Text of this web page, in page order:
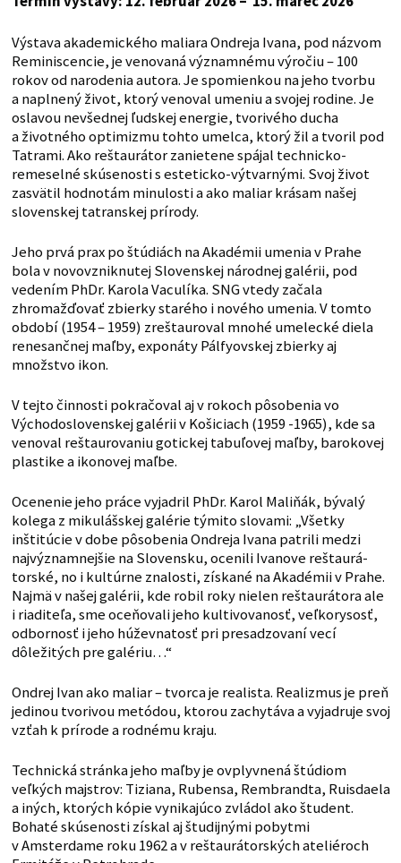
Výstava akademického maliara Ondreja Ivana, pod názvom
Reminiscencie, je veno­vaná významnému výročiu – 100
rokov od narodenia autora. Je spomienkou na jeho tvorbu
a naplnený život, ktorý venoval umeniu a svojej rodine. Je
oslavou nevšednej ľudskej energie, tvorivého ducha
a životného optimizmu tohto umelca, ktorý žil a tvoril pod
Tatrami. Ako reštaurátor zanietene spájal technicko-
remeselné skúsenosti s esteticko-výtvarnými. Svoj život
zasvätil hodnotám minulosti a ako maliar krásam našej
slovenskej tatranskej prírody.
Jeho prvá prax po štúdiách na Akadémii umenia v Prahe
bola v novovzniknutej Slovenskej národnej galérii, pod
vedením PhDr. Karola Vaculíka. SNG vtedy začala
zhromažďovať zbierky starého i nového umenia. V tomto
období (1954 – 1959) zreštauroval mnohé umelecké diela
renesančnej maľby, exponáty Pálfyovskej zbierky aj
množstvo ikon.
V tejto činnosti pokračoval aj v rokoch pôsobenia vo
Východoslovenskej galérii v Košiciach (1959 -1965), kde sa
venoval reštaurovaniu gotickej tabuľovej maľby, barokovej
plastike a ikonovej maľbe.
Ocenenie jeho práce vyjadril PhDr. Karol Maliňák, bývalý
kolega z miku­lášskej galérie týmito slovami: „Všetky
inštitúcie v dobe pôsobenia Ondreja Ivana patrili medzi
najvýznamnejšie na Slovensku, ocenili Ivanove reštaurá­
torské, no i kultúrne znalosti, získané na Akadémii v Prahe.
Najmä v našej galérii, kde robil roky nielen reštaurátora ale
i riaditeľa, sme oceňovali jeho kultivo­vanosť, veľkorysosť,
odbornosť i jeho húževnatosť pri presadzovaní vecí
dôležitých pre galériu…“
Ondrej Ivan ako maliar – tvorca je rea­lista. Realizmus je preň
jedinou tvorivou metódou, ktorou zachytáva a vyjadruje svoj
vzťah k prírode a rodnému kraju.
Technická stránka jeho maľby je ovplyvnená štúdiom
veľkých majstrov: Tiziana, Rubensa, Rembrandta, Ruisdaela
a iných, ktorých kópie vynikajúco zvládol ako študent.
Bohaté skúsenosti získal aj študijnými pobytmi
v Amsterdame roku 1962 a v reš­taurátorských ateliéroch